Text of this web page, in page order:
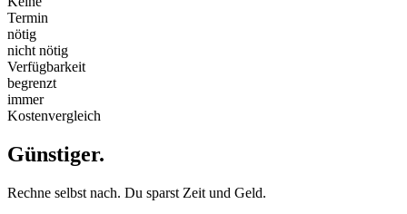
Termin
nötig
nicht nötig
Verfügbarkeit
begrenzt
immer
Kostenvergleich
Günstiger.
Rechne selbst nach. Du sparst Zeit und Geld.